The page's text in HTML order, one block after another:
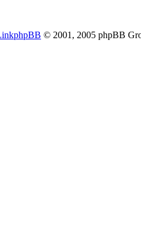
phpBB © 2001, 2005 phpBB